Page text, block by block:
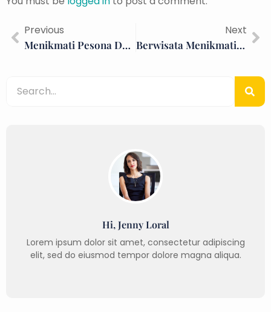
Previous
Menikmati Pesona Danau Vulkanik Sano Nggoang Labuan Bajo
Next
Berwisata Menikmati Pesona Desa Bena Labuan Bajo
Hi, Jenny Loral
Lorem ipsum dolor sit amet, consectetur adipiscing
elit, sed do eiusmod tempor dolore magna aliqua.